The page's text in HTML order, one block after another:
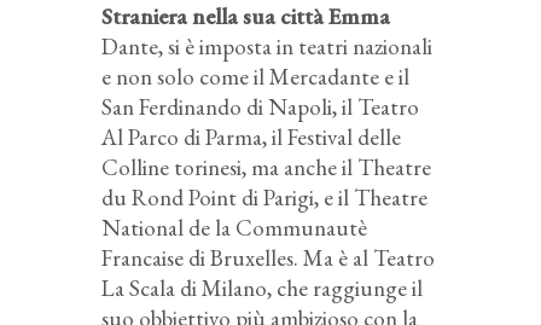
Straniera nella sua città Emma
Dante, si è imposta in teatri nazionali
e non solo come il Mercadante e il
San Ferdinando di Napoli, il Teatro
Al Parco di Parma, il Festival delle
Colline torinesi, ma anche il Theatre
du Rond Point di Parigi, e il Theatre
National de la Communautè
Francaise di Bruxelles. Ma è al Teatro
La Scala di Milano, che raggiunge il
suo obbiettivo più ambizioso con la